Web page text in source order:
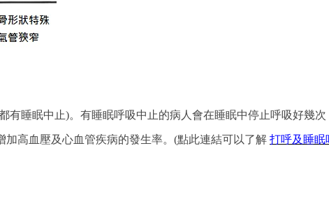
睡眠中止)。有睡眠呼吸中止的病人會在睡眠中停止呼吸好幾
高血壓及心血管疾病的發生率。(點此連結可以了解 打呼及睡